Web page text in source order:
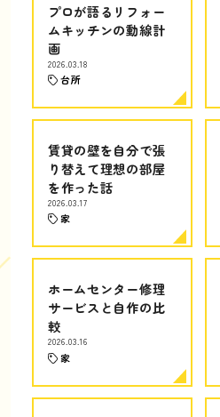
プロが語るリフォー
ムキッチンの動線計
画
2026.03.18
台所
賃貸の壁を自分で張
り替えて理想の部屋
を作った話
2026.03.17
家
ホームセンター修理
サービスと自作の比
較
2026.03.16
家